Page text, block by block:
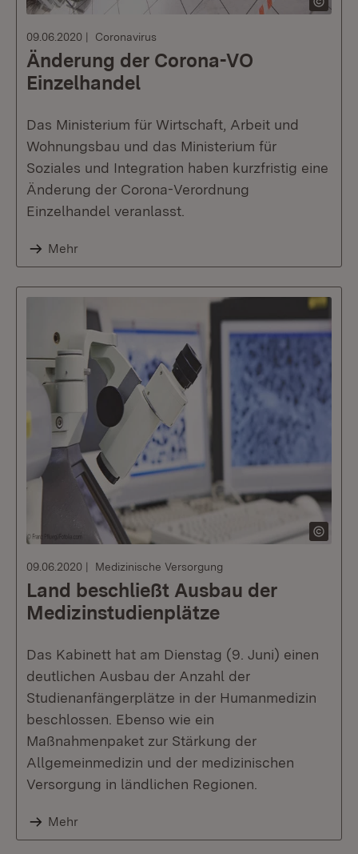
09.06.2020 Coronavirus
Änderung der Corona-VO
Einzelhandel
Das Ministerium für Wirtschaft, Arbeit und
Wohnungsbau und das Ministerium für
Soziales und Integration haben kurzfristig eine
Änderung der Corona-Verordnung
Einzelhandel veranlasst.
Mehr
09.06.2020 Medizinische Versorgung
Land beschließt Ausbau der
Medizinstudienplätze
Das Kabinett hat am Dienstag (9. Juni) einen
deutlichen Ausbau der Anzahl der
Studienanfängerplätze in der Humanmedizin
beschlossen. Ebenso wie ein
Maßnahmenpaket zur Stärkung der
Allgemeinmedizin und der medizinischen
Versorgung in ländlichen Regionen.
Mehr